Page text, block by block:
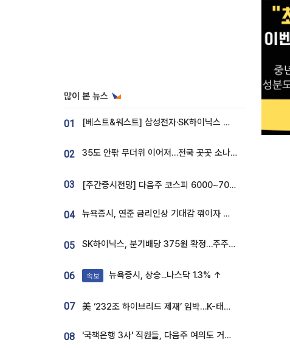
많이 본 뉴스
01 [베스트&워스트] 삼성전자·SK하이닉스 밀린 한 주…상상인증권은 85% 급등
02 35도 안팎 무더위 이어져…전국 곳곳 소나기 [오늘 날씨]
03 [주간증시전망] 다음주 코스피 6000~7000⋯“外人 수급은 정책이 변수”
04 뉴욕증시, 연준 금리인상 기대감 꺾이자 상승...S&P500 사상 최고치 [종합]
05 SK하이닉스, 분기배당 375원 확정…주주환원책 9월로 앞당겨 발표
06 속보 뉴욕증시, 상승...나스닥 1.3% ↑
07 美 ‘232조 하이브리드 제재’ 임박…K-태양광, 불확실성 털고 날개 다나
08 '국책은행 3사' 직원들, 다음주 여의도 거리 나서는 까닭은